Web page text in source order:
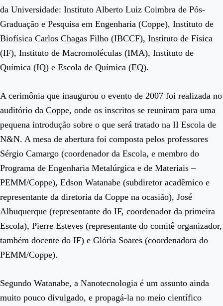
da Universidade: Instituto Alberto Luiz Coimbra de Pós-
Graduação e Pesquisa em Engenharia (Coppe), Instituto de
Biofísica Carlos Chagas Filho (IBCCF), Instituto de Física
(IF), Instituto de Macromoléculas (IMA), Instituto de
Química (IQ) e Escola de Química (EQ).
A cerimônia que inaugurou o evento de 2007 foi realizada no
auditório da Coppe, onde os inscritos se reuniram para uma
pequena introdução sobre o que será tratado na II Escola de
N&N. A mesa de abertura foi composta pelos professores
Sérgio Camargo (coordenador da Escola, e membro do
Programa de Engenharia Metalúrgica e de Materiais –
PEMM/Coppe), Edson Watanabe (subdiretor acadêmico e
representante da diretoria da Coppe na ocasião), José
Albuquerque (representante do IF, coordenador da primeira
Escola), Pierre Esteves (representante do comitê organizador,
também docente do IF) e Glória Soares (coordenadora do
PEMM/Coppe).
Segundo Watanabe, a Nanotecnologia é um assunto ainda
muito pouco divulgado, e propagá-la no meio científico